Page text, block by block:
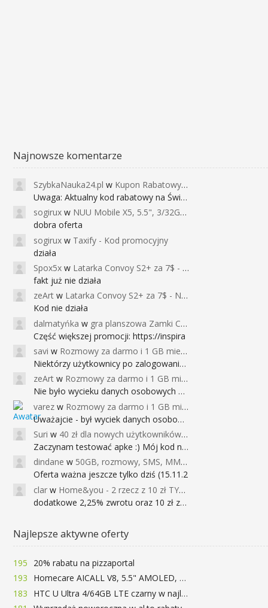
Najnowsze komentarze
SzybkaNauka24.pl w Kupon Rabatowy na Kurs Angielskiego dla Dzieci - FunEnglish
Uwaga: Aktualny kod rabatowy na Święta (
sogirux w NUU Mobile X5, 5.5", 3/32GB, czujnik linii papilarnych, 2950mAh, aparat 13MP za 267zł - Banggood
dobra oferta
sogirux w Taxify - Kod promocyjny
działa
Spox5x w Latarka Convoy S2+ za 7$ - Najniższa cena od 2017r
fakt już nie działa
zeArt w Latarka Convoy S2+ za 7$ - Najniższa cena od 2017r
Kod nie działa
dalmatyńka w gra planszowa Zamki Caladale za 39zł
Część większej promocji: https://inspira
savi w Rozmowy za darmo i 1 GB miesięcznie
Niektórzy użytkownicy po zalogowaniu do
zeArt w Rozmowy za darmo i 1 GB miesięcznie
Nie było wycieku danych osobowych a nieo
varez w Rozmowy za darmo i 1 GB miesięcznie
Uważajcie - był wyciek danych osobowych
Suri w 40 zł dla nowych użytkowników Google Pay (dawniej Android Pay)
Zaczynam testować apke :) Mój kod na 40
dindane w 50GB, rozmowy, SMS, MMS bez limitu przez 6 miesięcy za darmo za przeniesienie numeru do Play NEXT
Oferta ważna jeszcze tylko dziś (15.11.2
clar w Home&you - 2 rzecz z 10 zł TYLKO DZISIAJ
dodatkowe 2,25% zwrotu oraz 10 zł za r
Najlepsze aktywne oferty
195
20% rabatu na pizzaportal
193
Homecare AICALL V8, 5.5" AMOLED, 4/128GB, Snapdragon 652, LTE, QC3.0, 3400mAh za 416zł
183
HTC U Ultra 4/64GB LTE czarny w najlepszej cenie na rynku 799 zł!!!